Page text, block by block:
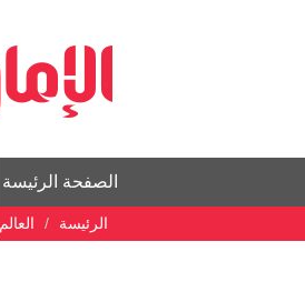
الصفحة الرئيسة
الرئيسة العالم